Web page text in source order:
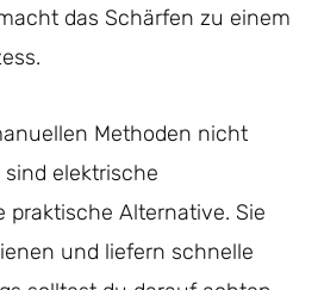
das Schärfen zu einem
Methoden nicht
elektrische
praktische Alternative. Sie
und liefern schnelle